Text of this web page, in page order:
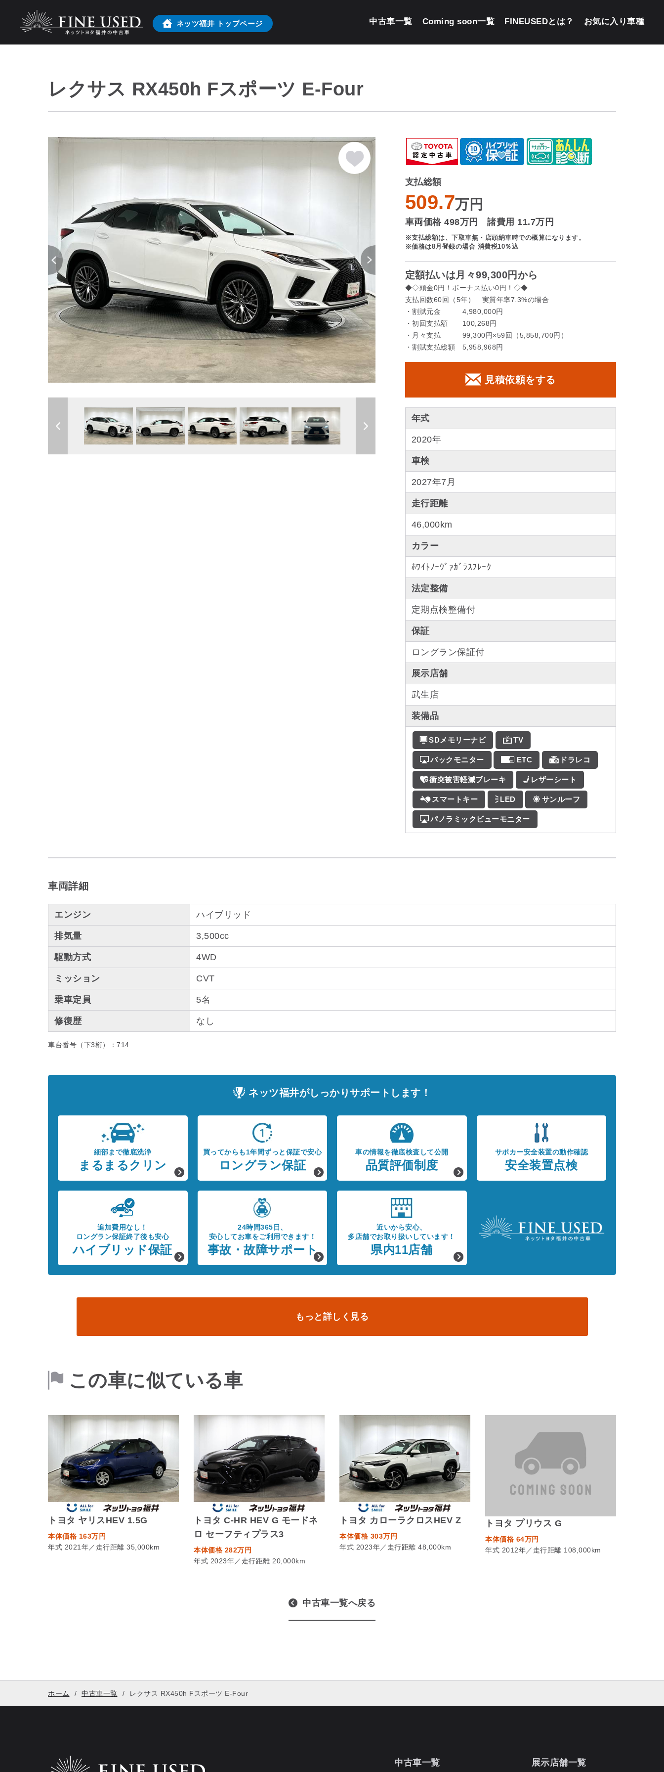
ネッツ福井 トップページ 中古車一覧 Coming soon一覧 FINEUSEDとは？ お気に入り車種
レクサス RX450h Fスポーツ E-Four
支払総額
509.7万円
車両価格 498万円 諸費用 11.7万円
※支払総額は、下取車無・店頭納車時での概算になります。
※価格は8月登録の場合 消費税10％込
定額払いは月々99,300円から
◆◇頭金0円！ボーナス払い0円！◇◆
支払回数60回（5年） 実質年率7.3%の場合
・割賦元金 4,980,000円
・初回支払額 100,268円
・月々支払 99,300円×59回（5,858,700円）
・割賦支払総額 5,958,968円
見積依頼をする
年式
2020年
車検
2027年7月
走行距離
46,000km
カラー
ﾎﾜｲﾄﾉｰｳﾞｧｶﾞﾗｽﾌﾚｰｸ
法定整備
定期点検整備付
保証
ロングラン保証付
展示店舗
武生店
装備品
SDメモリーナビ TV
バックモニター ETC ドラレコ
衝突被害軽減ブレーキ レザーシート
スマートキー LED サンルーフ
パノラミックビューモニター
車両詳細
エンジン ハイブリッド
排気量 3,500cc
駆動方式 4WD
ミッション CVT
乗車定員 5名
修復歴 なし
車台番号（下3桁）：714
ネッツ福井がしっかりサポートします！
細部まで徹底洗浄
まるまるクリン
買ってからも1年間ずっと保証で安心
ロングラン保証
車の情報を徹底検査して公開
品質評価制度
サポカー安全装置の動作確認
安全装置点検
追加費用なし！
ロングラン保証終了後も安心
ハイブリッド保証
24時間365日、
安心してお車をご利用できます！
事故・故障サポート
近いから安心、
多店舗でお取り扱いしています！
県内11店舗
もっと詳しく見る
この車に似ている車
トヨタ ヤリスHEV 1.5G
本体価格 163万円
年式 2021年／走行距離 35,000km
トヨタ C-HR HEV G モードネ
ロ セーフティプラス3
本体価格 282万円
年式 2023年／走行距離 20,000km
トヨタ カローラクロスHEV Z
本体価格 303万円
年式 2023年／走行距離 48,000km
トヨタ プリウス G
本体価格 64万円
年式 2012年／走行距離 108,000km
中古車一覧へ戻る
ホーム 中古車一覧 レクサス RX450h Fスポーツ E-Four
展示店舗一覧
中古車一覧